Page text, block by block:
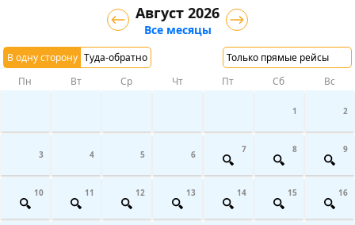
В одну сторону Туда-обратно Только прямые рейсы
Август 2026
Все месяцы
Пн Вт Ср Чт Пт Сб Вс
1 2
3 4 5 6 7 8 9
10 11 12 13 14 15 16